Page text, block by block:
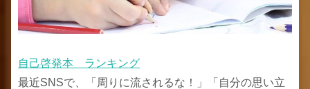
自己啓発本 ランキング
最近SNSで、「周りに流されるな！」「自分の思い立